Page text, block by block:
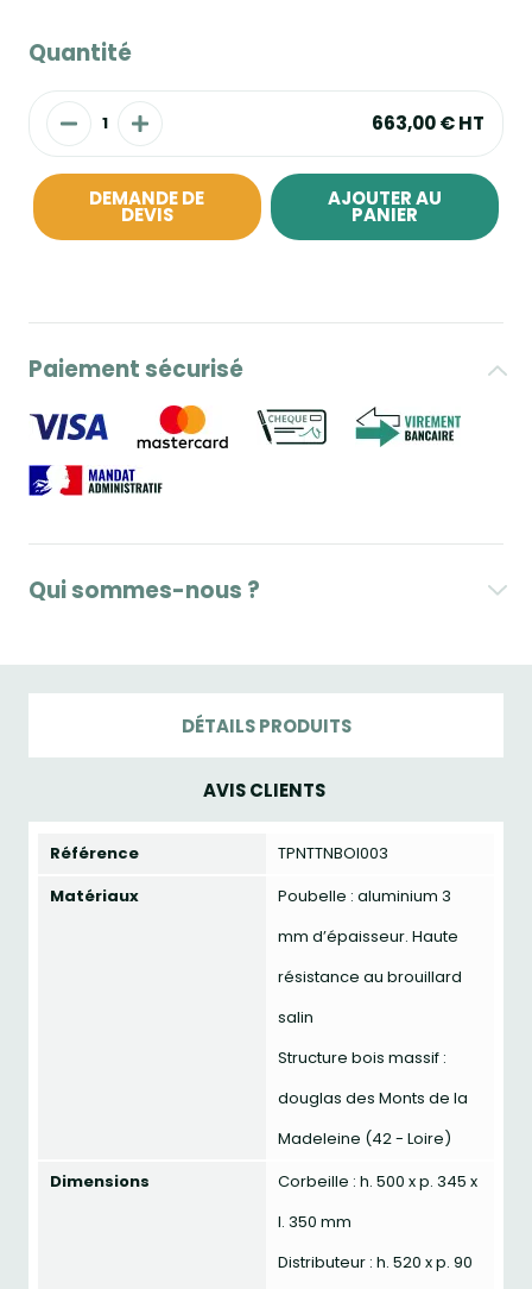
Quantité
663,00 €HT
DEMANDE DE
DEVIS
AJOUTER AU
PANIER
Paiement sécurisé
Qui sommes-nous ?
DÉTAILS PRODUITS
AVIS CLIENTS
Référence
TPNTTNBOI003
Matériaux
Poubelle : aluminium 3
mm d’épaisseur. Haute
résistance au brouillard
salin
Structure bois massif :
douglas des Monts de la
Madeleine (42 - Loire)
Dimensions
Corbeille : h. 500 x p. 345 x
l. 350 mm
Distributeur : h. 520 x p. 90